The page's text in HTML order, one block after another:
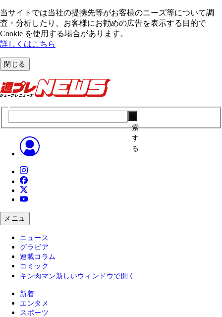
当サイトでは当社の提携先等がお客様のニーズ等について調
査・分析したり、お客様にお勧めの広告を表⽰する⽬的で
Cookie を使⽤する場合があります。
詳しくはこちら
閉じる
索
す
る
メニュ
ニュース
グラビア
連載コラム
コミック
キン肉マン 新しいウィンドウで開く
新着
エンタメ
スポーツ